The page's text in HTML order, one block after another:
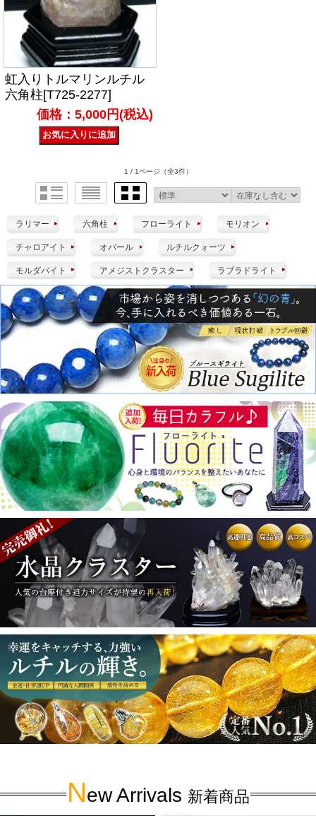
虹入りトルマリンルチル
六角柱[T725-2277]
価格：5,000円(税込)
1 / 1ページ （全3件）
ラリマー 六角柱 フローライト モリオン
チャロアイト オパール ルチルクォーツ
モルダバイト アメジストクラスター ラブラドライト